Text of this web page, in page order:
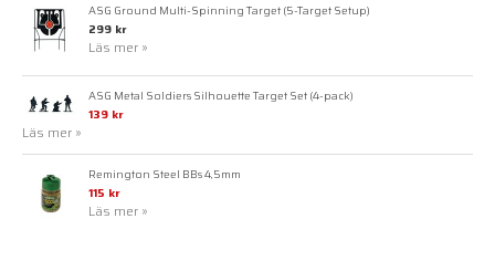
ASG Ground Multi-Spinning Target (5-Target Setup)
299 kr
Läs mer »
ASG Metal Soldiers Silhouette Target Set (4-pack)
139 kr
Läs mer »
Remington Steel BBs 4,5mm
115 kr
Läs mer »